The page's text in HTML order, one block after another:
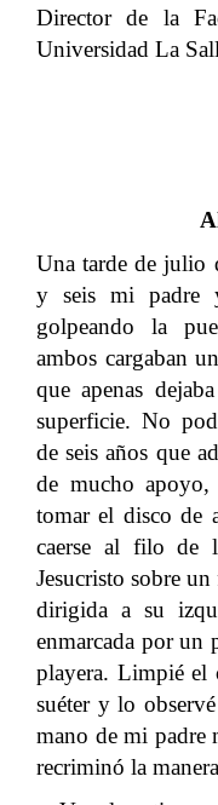
Director de la
Universidad La
Una tarde de julio
y seis mi padre
golpeando la
ambos cargaban
que apenas
superficie. No
de seis años que
de mucho
tomar el disco de
caerse al filo de
Jesucristo sobre
dirigida a su
enmarcada por un
playera. Limpié el
suéter y lo
mano de mi padre
recriminó la